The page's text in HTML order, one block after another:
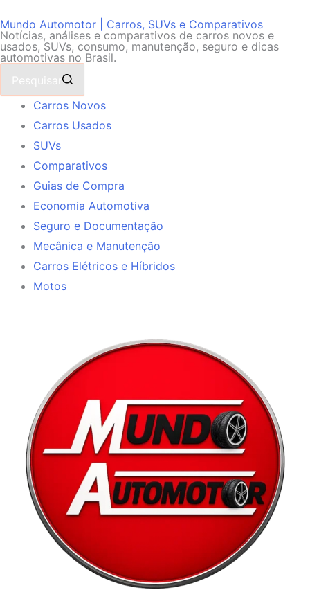
Mundo Automotor | Carros, SUVs e Comparativos
Notícias, análises e comparativos de carros novos e
usados, SUVs, consumo, manutenção, seguro e dicas
automotivas no Brasil.
Pesquisar
Carros Novos
Carros Usados
SUVs
Comparativos
Guias de Compra
Economia Automotiva
Seguro e Documentação
Mecânica e Manutenção
Carros Elétricos e Híbridos
Motos